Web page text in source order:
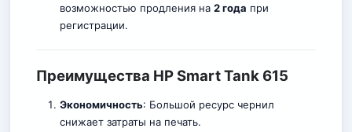
возможностью продления на 2 года при
регистрации.
Преимущества HP Smart Tank 615
Экономичность: Большой ресурс чернил
снижает затраты на печать.